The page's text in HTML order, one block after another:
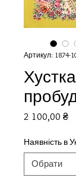
Артикул: 1874-
2 100,00 ₴
Наявність в